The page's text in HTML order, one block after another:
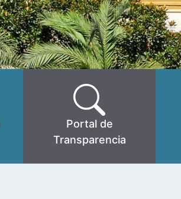
Portal de
Transparencia